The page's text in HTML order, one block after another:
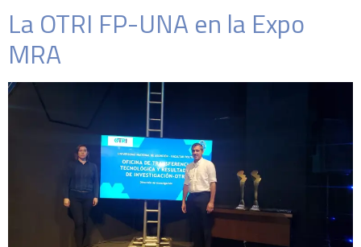
La OTRI FP-UNA en la Expo
MRA